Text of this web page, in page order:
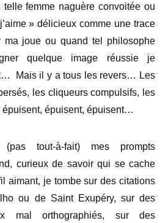
telle femme naguère convoitée ou
» délicieux comme une trace
joue ou quand tel philosophe
quelque image réussie je
Mais il y a tous les revers… Les
les cliqueurs compulsifs, les
épuisent, épuisent, épuisent…
tout-à-fait) mes prompts
curieux de savoir qui se cache
aimant, je tombe sur des citations
ou de Saint Exupéry, sur des
mal orthographiés, sur des